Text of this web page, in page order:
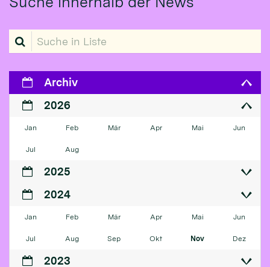
Suche in Liste
Archiv
2026
Jan Feb Mär Apr Mai Jun
Jul Aug
2025
2024
Jan Feb Mär Apr Mai Jun
Jul Aug Sep Okt Nov Dez
2023